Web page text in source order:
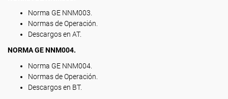
Norma GE NNM003.
Normas de Operación.
Descargos en AT.
NORMA GE NNM004.
Norma GE NNM004.
Normas de Operación.
Descargos en BT.